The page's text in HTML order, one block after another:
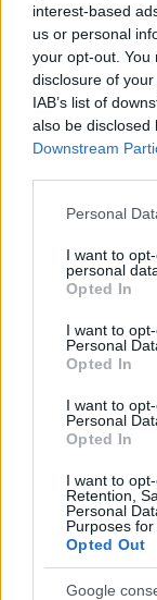
interest-based
us or personal
your opt-out. You
disclosure of
IAB’s list of
also be disclosed
Downstream
Please note that
not limited to
grant or deny
use your data
consent section.
Personal
I want to
personal
Opted In
I want to
Personal
Opted In
I want to
Personal
Opted In
I want to
Retention,
Personal
Purposes for
Opted Out
Google
Nagyszabású
strandröplabda
sorozata.
Redfall
Erre kár volt
tehetségét.